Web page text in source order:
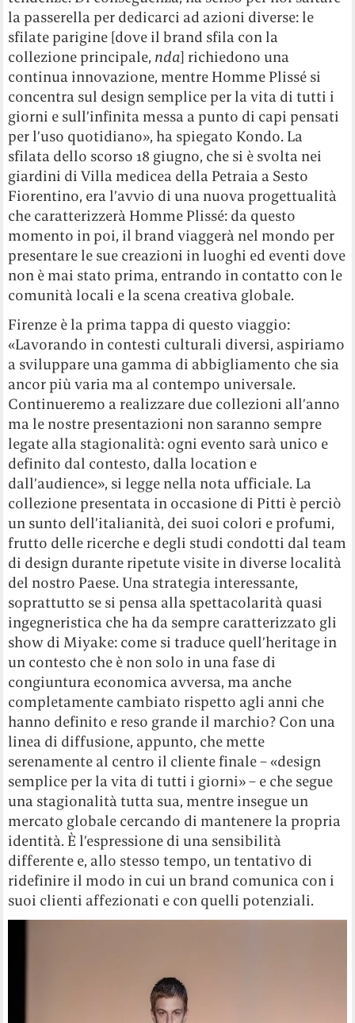
la passerella per dedicarci ad azioni diverse: le
sfilate parigine [dove il brand sfila con la
collezione principale, nda] richiedono una
continua innovazione, mentre Homme Plissé si
concentra sul design semplice per la vita di tutti i
giorni e sull’infinita messa a punto di capi pensati
per l’uso quotidiano», ha spiegato Kondo. La
sfilata dello scorso 18 giugno, che si è svolta nei
giardini di Villa medicea della Petraia a Sesto
Fiorentino, era l’avvio di una nuova progettualità
che caratterizzerà Homme Plissé: da questo
momento in poi, il brand viaggerà nel mondo per
presentare le sue creazioni in luoghi ed eventi dove
non è mai stato prima, entrando in contatto con le
comunità locali e la scena creativa globale.
Firenze è la prima tappa di questo viaggio:
«Lavorando in contesti culturali diversi, aspiriamo
a sviluppare una gamma di abbigliamento che sia
ancor più varia ma al contempo universale.
Continueremo a realizzare due collezioni all’anno
ma le nostre presentazioni non saranno sempre
legate alla stagionalità: ogni evento sarà unico e
definito dal contesto, dalla location e
dall’audience», si legge nella nota ufficiale. La
collezione presentata in occasione di Pitti è perciò
un sunto dell’italianità, dei suoi colori e profumi,
frutto delle ricerche e degli studi condotti dal team
di design durante ripetute visite in diverse località
del nostro Paese. Una strategia interessante,
soprattutto se si pensa alla spettacolarità quasi
ingegneristica che ha da sempre caratterizzato gli
show di Miyake: come si traduce quell’heritage in
un contesto che è non solo in una fase di
congiuntura economica avversa, ma anche
completamente cambiato rispetto agli anni che
hanno definito e reso grande il marchio? Con una
linea di diffusione, appunto, che mette
serenamente al centro il cliente finale – «design
semplice per la vita di tutti i giorni» – e che segue
una stagionalità tutta sua, mentre insegue un
mercato globale cercando di mantenere la propria
identità. È l’espressione di una sensibilità
differente e, allo stesso tempo, un tentativo di
ridefinire il modo in cui un brand comunica con i
suoi clienti affezionati e con quelli potenziali.